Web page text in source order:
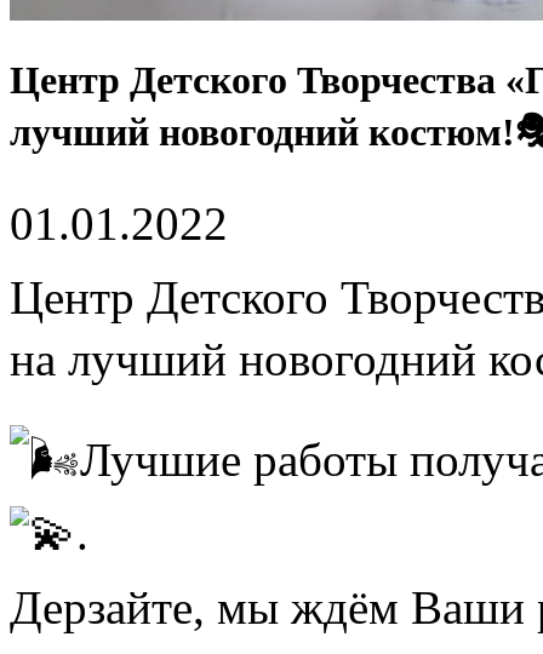
Центр Детского Творчества
лучший новогодний
01.01.2022
Центр Детского
на лучший новогодний
Лучшие работы
.
Дерзайте, мы ждём Ваши